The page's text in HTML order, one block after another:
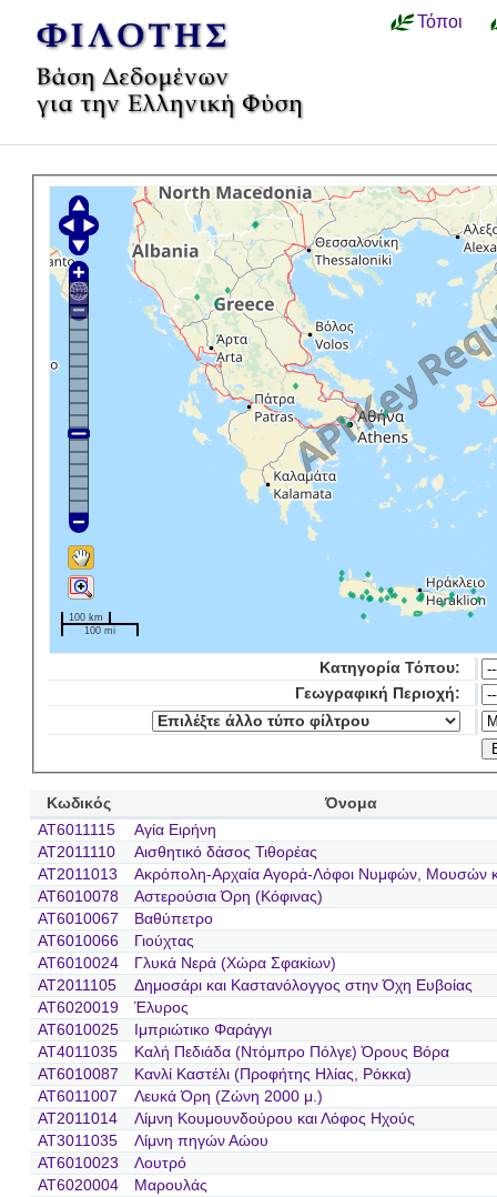
Τόποι
100 km
100 mi
Κατηγορία Τόπου:
Γεωγραφική Περιοχή:
Κωδικός
Όνομα
AT6011115
Αγία Ειρήνη
AT2011110
Αισθητικό δάσος Τιθορέας
AT2011013
Ακρόπολη-Αρχαία Αγορά-Λόφοι Νυμφών, Μουσών
AT6010078
Αστερούσια Όρη (Κόφινας)
AT6010067
Βαθύπετρο
AT6010066
Γιούχτας
AT6010024
Γλυκά Νερά (Χώρα Σφακίων)
AT2011105
Δημοσάρι και Kαστανόλογγος στην Όχη Ευβοίας
AT6020019
Έλυρος
AT6010025
Ιμπριώτικο Φαράγγι
AT4011035
Καλή Πεδιάδα (Ντόμπρο Πόλγε) Όρους Βόρα
AT6010087
Κανλί Καστέλι (Προφήτης Ηλίας, Ρόκκα)
AT6011007
Λευκά Όρη (Ζώνη 2000 μ.)
AT2011014
Λίμνη Κουμουνδούρου και Λόφος Ηχούς
AT3011035
Λίμνη πηγών Αώου
AT6010023
Λουτρό
AT6020004
Μαρουλάς